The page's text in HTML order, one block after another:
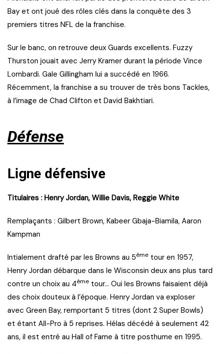
Bay et ont joué des rôles clés dans la conquête des 3
premiers titres NFL de la franchise.
Sur le banc, on retrouve deux Guards excellents. Fuzzy
Thurston jouait avec Jerry Kramer durant la période Vince
Lombardi. Gale Gillingham lui a succédé en 1966.
Récemment, la franchise a su trouver de très bons Tackles,
à l’image de Chad Clifton et David Bakhtiari.
Défense
Ligne défensive
Titulaires : Henry Jordan, Willie Davis, Reggie White
Remplaçants : Gilbert Brown, Kabeer Gbaja-Biamila, Aaron
Kampman
Intialement drafté par les Browns au 5ème tour en 1957,
Henry Jordan débarque dans le Wisconsin deux ans plus tard
contre un choix au 4ème tour… Oui les Browns faisaient déjà
des choix douteux à l’époque. Henry Jordan va exploser
avec Green Bay, remportant 5 titres (dont 2 Super Bowls)
et étant All-Pro à 5 reprises. Hélas décédé à seulement 42
ans, il est entré au Hall of Fame à titre posthume en 1995.